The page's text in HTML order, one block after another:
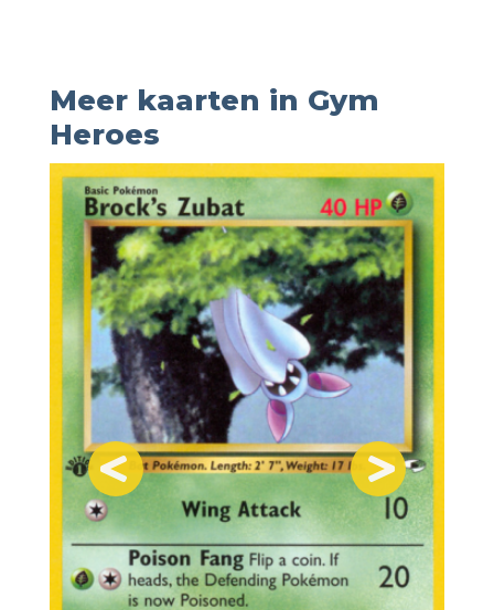
Meer kaarten in Gym
Heroes